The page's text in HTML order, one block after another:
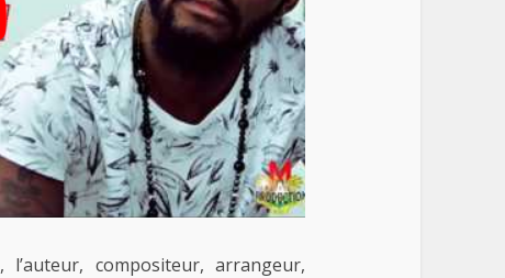
, l’auteur, compositeur, arrangeur,